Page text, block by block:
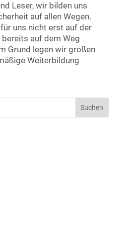
Leser, wir bilden uns
auf allen Wegen.
uns nicht erst auf der
auf dem Weg
Grund legen wir großen
Weiterbildung